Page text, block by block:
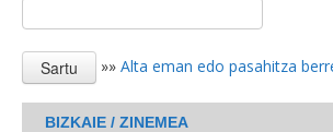
»» Alta eman edo pasahitza
BIZKAIE / ZINEMEA